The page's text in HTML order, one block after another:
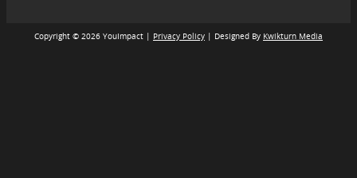
Copyright © 2026 YouImpact | Privacy Policy | Designed By Kwikturn Media